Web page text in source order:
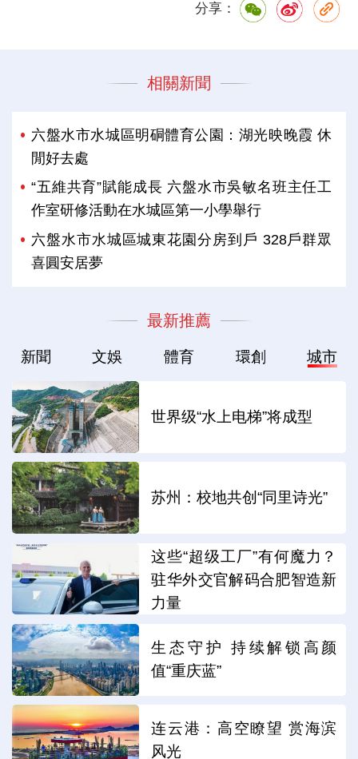
分享：
相關新聞
六盤水市水城區明硐體育公園：湖光映晚霞 休
閒好去處
“五維共育”賦能成長 六盤水市吳敏名班主任工
作室研修活動在水城區第一小學舉行
六盤水市水城區城東花園分房到戶 328戶群眾
喜圓安居夢
最新推薦
新聞 文娛 體育 環創 城市
世界级“水上电梯”将成型
苏州：校地共创“同里诗光”
这些“超级工厂”有何魔力？
驻华外交官解码合肥智造新
力量
生态守护 持续解锁高颜
值“重庆蓝”
连云港：高空瞭望 赏海滨
风光